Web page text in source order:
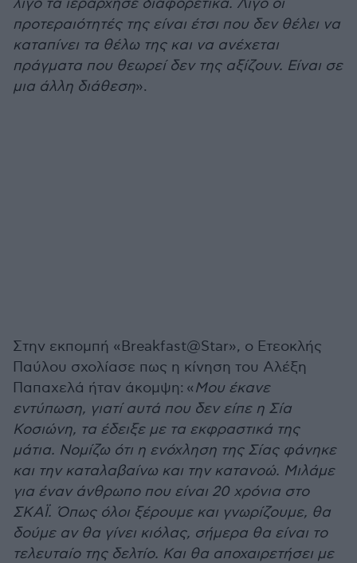
λίγο τα ιεράρχησε διαφορετικά. Λίγο οι
προτεραιότητές της είναι έτσι που δεν θέλει να
καταπίνει τα θέλω της και να ανέχεται
πράγματα που θεωρεί δεν της αξίζουν. Είναι σε
μια άλλη διάθεση».
Στην εκπομπή «Breakfast@Star», ο Ετεοκλής
Παύλου σχολίασε πως η κίνηση του Αλέξη
Παπαχελά ήταν άκομψη: «Μου έκανε
εντύπωση, γιατί αυτά που δεν είπε η Σία
Κοσιώνη, τα έδειξε με τα εκφραστικά της
μάτια. Νομίζω ότι η ενόχληση της Σίας φάνηκε
και την καταλαβαίνω και την κατανοώ. Μιλάμε
για έναν άνθρωπο που είναι 20 χρόνια στο
ΣΚΑΪ. Όπως όλοι ξέρουμε και γνωρίζουμε, θα
δούμε αν θα γίνει κιόλας, σήμερα θα είναι το
τελευταίο της δελτίο. Και θα αποχαιρετήσει με